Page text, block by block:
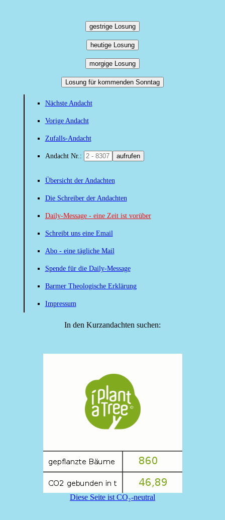
gestrige Losung
heutige Losung
morgige Losung
Losung für kommenden Sonntag
Nächste Andacht
Vorige Andacht
Zufalls-Andacht
Andacht Nr.: aufrufen
Übersicht der Andachten
Die Schreiber der Andachten
Daily-Message - eine Zeit ist vorüber
Schreibt uns eine Email
Abo - eine tägliche Mail
Spende für die Daily-Message
Barmer Theologische Erklärung
Impressum
In den Kurzandachten suchen:
Diese Seite ist CO₂-neutral